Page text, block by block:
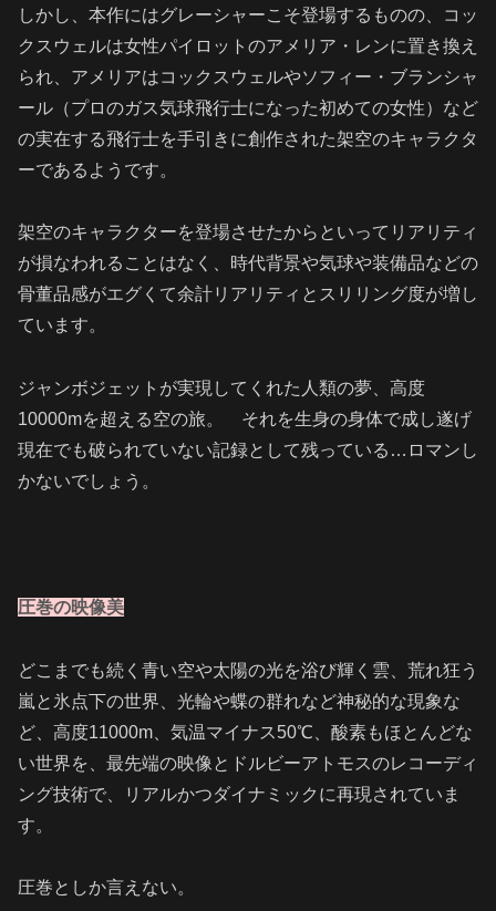
しかし、本作にはグレーシャーこそ登場するものの、コッ
クスウェルは女性パイロットのアメリア・レンに置き換え
られ、アメリアはコックスウェルやソフィー・ブランシャ
ール（プロのガス気球飛行士になった初めての女性）など
の実在する飛行士を手引きに創作された架空のキャラクタ
ーであるようです。
架空のキャラクターを登場させたからといってリアリティ
が損なわれることはなく、時代背景や気球や装備品などの
骨董品感がエグくて余計リアリティとスリリング度が増し
ています。
ジャンボジェットが実現してくれた人類の夢、高度
10000mを超える空の旅。 それを生身の身体で成し遂げ
現在でも破られていない記録として残っている…ロマンし
かないでしょう。
圧巻の映像美
どこまでも続く青い空や太陽の光を浴び輝く雲、荒れ狂う
嵐と氷点下の世界、光輪や蝶の群れなど神秘的な現象な
ど、高度11000m、気温マイナス50℃、酸素もほとんどな
い世界を、最先端の映像とドルビーアトモスのレコーディ
ング技術で、リアルかつダイナミックに再現されていま
す。
圧巻としか言えない。